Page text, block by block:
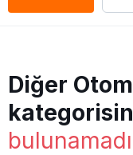
Diğer
bulunamadı